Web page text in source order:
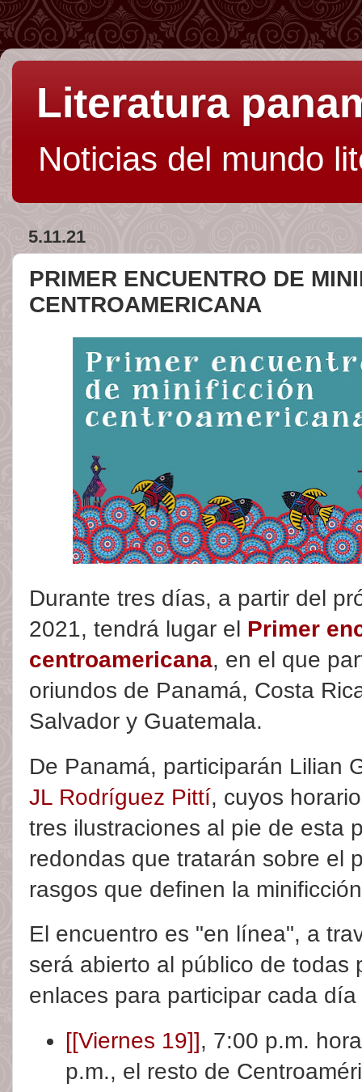
Literatura
Noticias del mundo
5.11.21
PRIMER ENCUENTRO DE
CENTROAMERICANA
Durante tres días, a partir del
2021, tendrá lugar el Primer
centroamericana, en el que
oriundos de Panamá, Costa
Salvador y Guatemala.
De Panamá, participarán Lilian
JL Rodríguez Pittí, cuyos
tres ilustraciones al pie de esta
redondas que tratarán sobre el
rasgos que definen la
El encuentro es "en línea", a
será abierto al público de todas
enlaces para participar cada
[[Viernes 19]], 7:00 p.m.
p.m., el resto de